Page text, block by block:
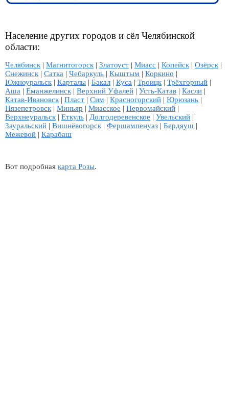
Население других городов и сёл Челябинской
области:
Челябинск | Магнитогорск | Златоуст | Миасс | Копейск | Озёрск |
Снежинск | Сатка | Чебаркуль | Кыштым | Коркино |
Южноуральск | Карталы | Бакал | Куса | Троицк | Трёхгорный |
Аша | Еманжелинск | Верхний Уфалей | Усть-Катав | Касли |
Катав-Ивановск | Пласт | Сим | Красногорский | Юрюзань |
Нязепетровск | Миньяр | Миасское | Первомайский |
Верхнеуральск | Еткуль | Долгодеревенское | Увельский |
Зауральский | Вишнёвогорск | Фершампенуаз | Бердяуш |
Межевой | Карабаш
Вот подробная карта Розы.